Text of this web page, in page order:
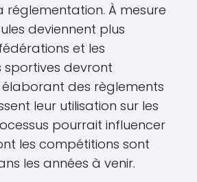
réglementation. À mesure
deviennent plus
et les
devront
des règlements
leur utilisation sur les
pourrait influencer
les compétitions sont
les années à venir.